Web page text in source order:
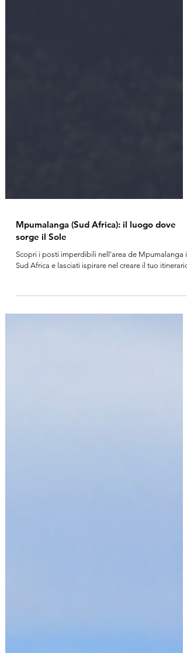
Mpumalanga (Sud Africa): il luogo dove
sorge il Sole
Sud Africa e lasciati ispirare nel creare il tuo